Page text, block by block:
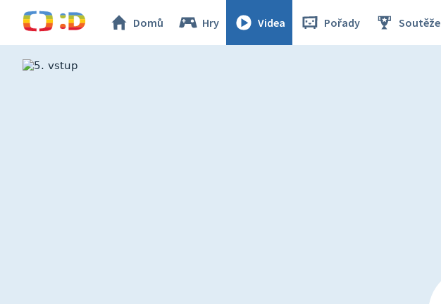
Domů Hry Videa Pořady Soutěže